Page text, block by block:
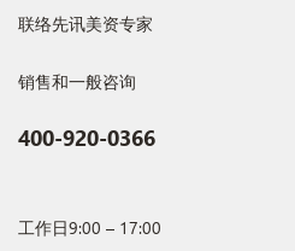
联络先讯美资专家
销售和一般咨询
400-920-0366
工作日9:00 – 17:00